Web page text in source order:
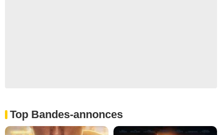
Top Bandes-annonces